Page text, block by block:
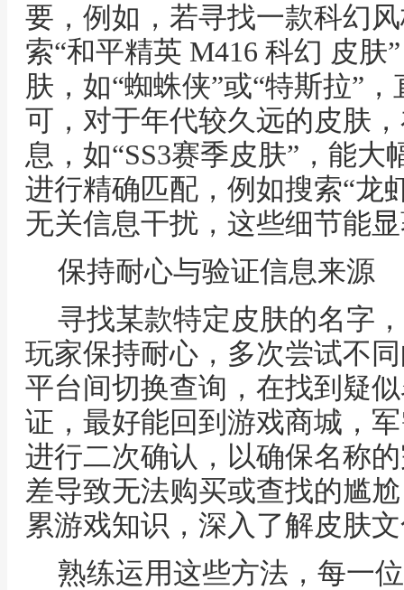
要，例如，若寻找一款科幻
索“和平精英 M416 科幻 皮
肤，如“蜘蛛侠”或“特斯拉”
可，对于年代较久远的皮肤
息，如“SS3赛季皮肤”，能
进行精确匹配，例如搜索“龙
无关信息干扰，这些细节能
保持耐心与验证信息来源
寻找某款特定皮肤的名字
玩家保持耐心，多次尝试不
平台间切换查询，在找到疑
证，最好能回到游戏商城，
进行二次确认，以确保名称
差导致无法购买或查找的尴
累游戏知识，深入了解皮肤
熟练运用这些方法，每一